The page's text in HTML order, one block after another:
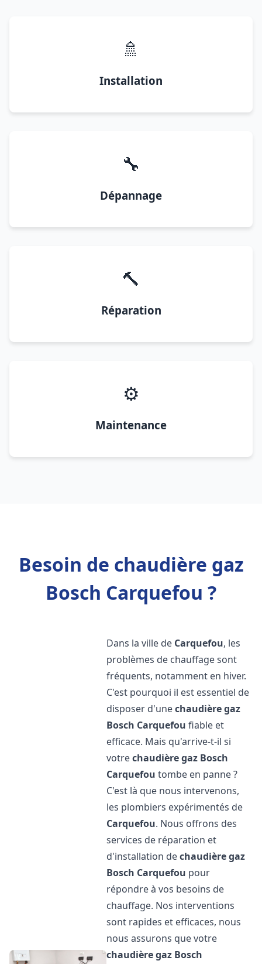
🚿
Installation
🔧
Dépannage
🔨
Réparation
⚙️
Maintenance
Besoin de chaudière gaz
Bosch Carquefou ?
Dans la ville de Carquefou, les
problèmes de chauffage sont
fréquents, notamment en hiver.
C'est pourquoi il est essentiel de
disposer d'unechaudière gaz
Bosch Carquefou fiable et
efficace. Mais qu'arrive-t-il si
votrechaudière gaz Bosch
Carquefou tombe en panne ?
C'est là que nous intervenons,
les plombiers expérimentés de
Carquefou. Nous offrons des
services de réparation et
d'installation dechaudière gaz
Bosch Carquefou pour
répondre à vos besoins de
chauffage. Nos interventions
sont rapides et efficaces, nous
nous assurons que votre
chaudière gaz Bosch